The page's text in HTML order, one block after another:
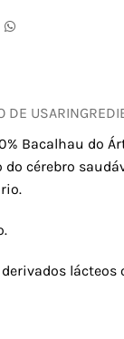
DE USAR
Bacalhau do
cérebro
lácteos